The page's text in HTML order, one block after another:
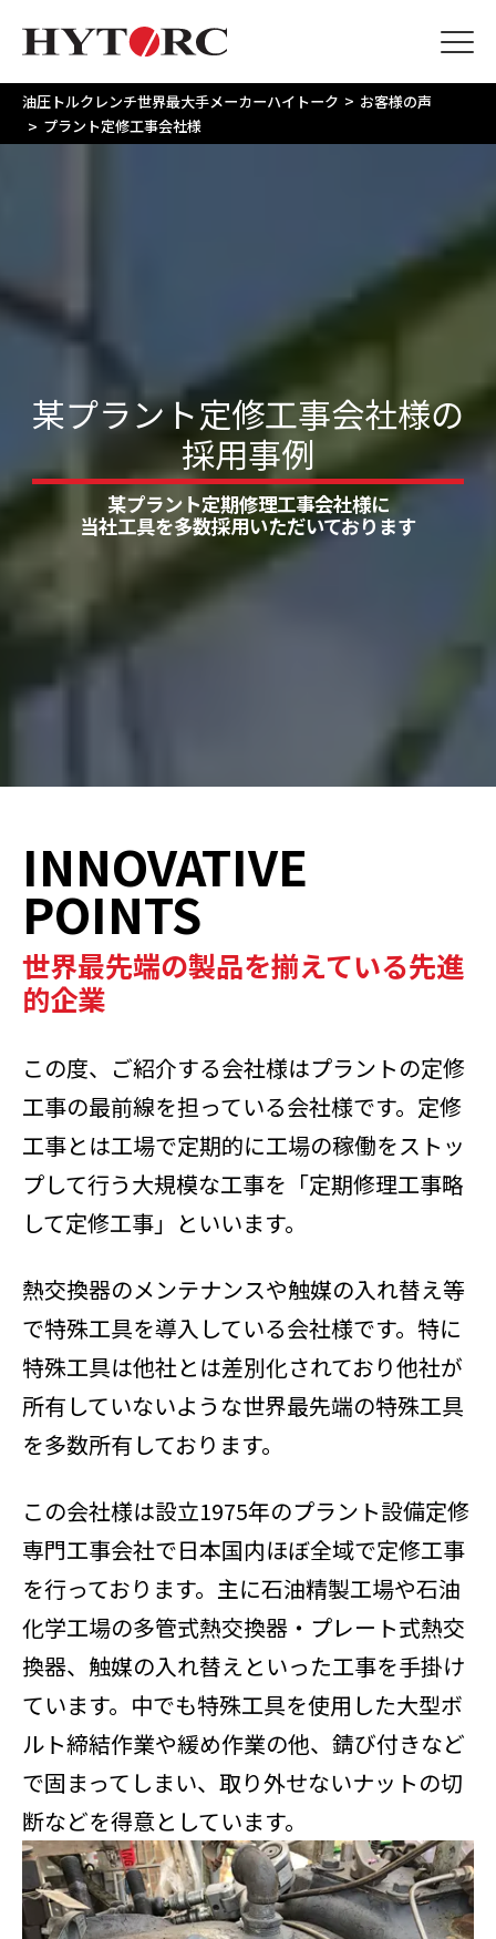
油圧トルクレンチ世界最大手メーカーハイトーク > お客様の声
> プラント定修工事会社様
某プラント定修工事会社様の
採用事例
某プラント定期修理工事会社様に
当社工具を多数採用いただいております
INNOVATIVE
POINTS
世界最先端の製品を揃えている先進
的企業
この度、ご紹介する会社様はプラントの定修
工事の最前線を担っている会社様です。定修
工事とは工場で定期的に工場の稼働をストッ
プして行う大規模な工事を「定期修理工事略
して定修工事」といいます。
熱交換器のメンテナンスや触媒の入れ替え等
で特殊工具を導入している会社様です。特に
特殊工具は他社とは差別化されており他社が
所有していないような世界最先端の特殊工具
を多数所有しております。
この会社様は設立1975年のプラント設備定修
専門工事会社で日本国内ほぼ全域で定修工事
を行っております。主に石油精製工場や石油
化学工場の多管式熱交換器・プレート式熱交
換器、触媒の入れ替えといった工事を手掛け
ています。中でも特殊工具を使用した大型ボ
ルト締結作業や緩め作業の他、錆び付きなど
で固まってしまい、取り外せないナットの切
断などを得意としています。